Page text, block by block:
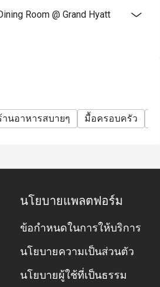
= 754 บาท
บุในใบจองเท่านั้น หากท่านมาถึง
ม "ฉลองวันเกิด" ในรายละเอียด
นลด
ครับ อยู่ตรงชั้นล็อบบี้เลย
มื้อเช้า กลางวัน เย็น
Room @ Grand Hyatt
านอาหารสบายๆ มื้อครอบครัว
นโยบายแพลตฟอร์ม
ข้อกำหนดในการให้บริการ
นโยบายความเป็นส่วนตัว
นโยบายผู้ใช้ที่เป็นธรรม